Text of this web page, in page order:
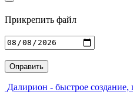
Прикрепить файл
Введите адрес
Далирион - быстрое